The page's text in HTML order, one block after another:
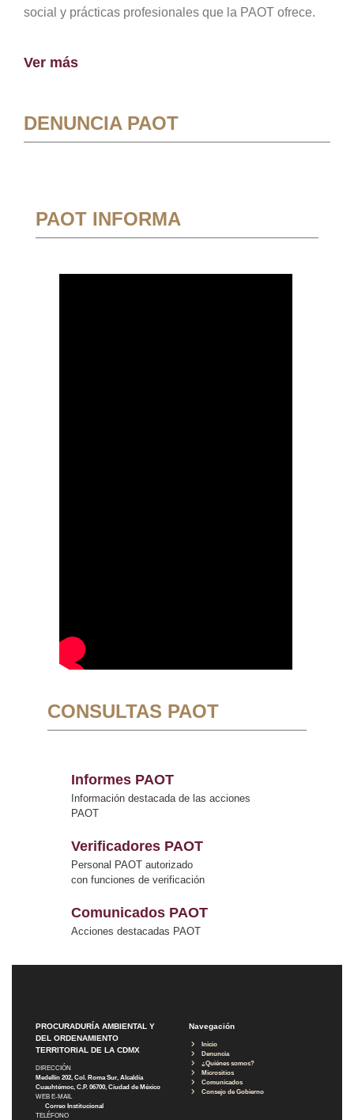
social y prácticas profesionales que la PAOT ofrece.
Ver más
DENUNCIA PAOT
PAOT INFORMA
CONSULTAS PAOT
Informes PAOT
Información destacada de las acciones
PAOT
Verificadores PAOT
Personal PAOT autorizado
con funciones de verificación
Comunicados PAOT
Acciones destacadas PAOT
PROCURADURÍA AMBIENTAL Y
DEL ORDENAMIENTO
TERRITORIAL DE LA CDMX
DIRECCIÓN
Medellín 202, Col. Roma Sur, Alcaldía
Cuauhtémoc, C.P. 06700, Ciudad de México
WEB E-MAIL
Correo Institucional
TELÉFONO
Navegación
Inicio
Denuncia
¿Quiénes somos?
Micrositios
Comunicados
Consejo de Gobierno